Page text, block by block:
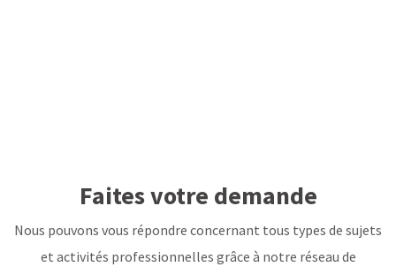
Faites votre demande
Nous pouvons vous répondre concernant tous types de sujets
et activités professionnelles grâce à notre réseau de